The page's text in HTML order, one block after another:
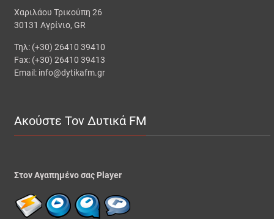
Χαριλάου Τρικούπη 26
30131 Αγρίνιο, GR
Τηλ: (+30) 26410 39410
Fax: (+30) 26410 39413
Email: info@dytikafm.gr
Ακούστε Τον Δυτικά FM
Στον Αγαπημένο σας Player